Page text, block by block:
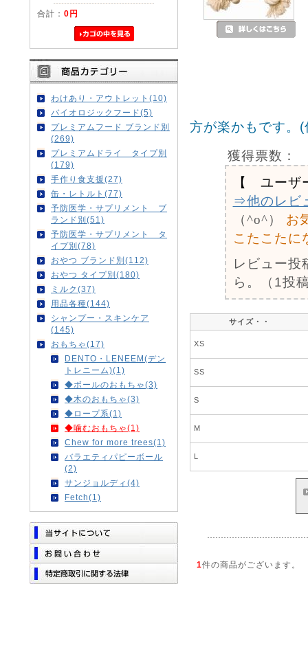
合計： 0円
わけあり・アウトレット(10)
バイオロジックフード(5)
プレミアムフード ブランド別
(269)
プレミアムドライ タイプ別
(179)
手作り食支援(27)
缶・レトルト(77)
予防医学・サプリメント ブ
ランド別(51)
予防医学・サプリメント タ
イプ別(78)
おやつ ブランド別(112)
おやつ タイプ別(180)
ミルク(37)
用品各種(144)
シャンプー・スキンケア
(145)
おもちゃ(17)
DENTO・LENEEM(デン
トレニーム)(1)
◆ボールのおもちゃ(3)
◆木のおもちゃ(3)
◆ロープ系(1)
◆噛むおもちゃ(1)
Chew for more trees(1)
バラエティパピーボール
(2)
サンジョルディ(4)
Fetch(1)
方が楽かもです。
獲得票数：
【 ユーザ
⇒他のレビ
（^o^）
お
こたこたに
レビュー投
ら。（1投
サイズ・・
XS
SS
S
M
L
1 件の商品がございます。